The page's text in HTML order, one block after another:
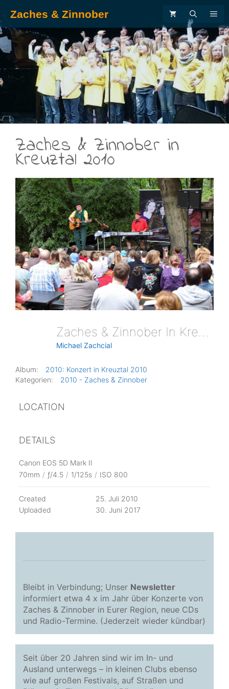
Inhalt
springen
Zaches & Zinnober
.
Zaches & Zinnober in
Kreuztal 2010
Zaches & Zinnober In Kreuztal 2010
Michael Zachcial
Album:
2010: Konzert in Kreuztal 2010
Kategorien:
2010 - Zaches & Zinnober
LOCATION
DETAILS
Canon EOS 5D Mark II
70mm / ƒ/4.5 / 1/125s / ISO 800
Created
25. Juli 2010
Uploaded
30. Juni 2017
Bleibt in Verbindung; Unser Newsletter
informiert etwa 4 x im Jahr über Konzerte von
Zaches & Zinnober in Eurer Region, neue CDs
und Radio-Termine. (Jederzeit wieder kündbar)
Seit über 20 Jahren sind wir im In- und
Ausland unterwegs – in kleinen Clubs ebenso
wie auf großen Festivals, auf Straßen und